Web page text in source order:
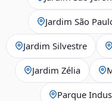
Jardim São
Jardim Silvestre
Jardim Zélia
Parque